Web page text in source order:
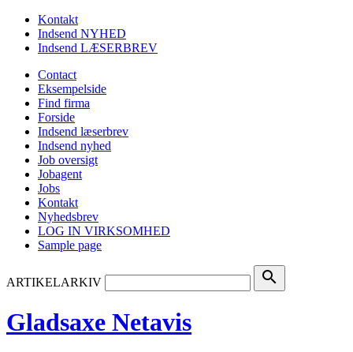
Kontakt
Indsend NYHED
Indsend LÆSERBREV
Contact
Eksempelside
Find firma
Forside
Indsend læserbrev
Indsend nyhed
Job oversigt
Jobagent
Jobs
Kontakt
Nyhedsbrev
LOG IN VIRKSOMHED
Sample page
ARTIKELARKIV search
Gladsaxe Netavis